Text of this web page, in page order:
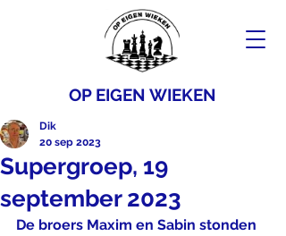
OP EIGEN WIEKEN
Supergroep, 19
september 2023
Dik
20 sep 2023
De broers Maxim en Sabin stonden